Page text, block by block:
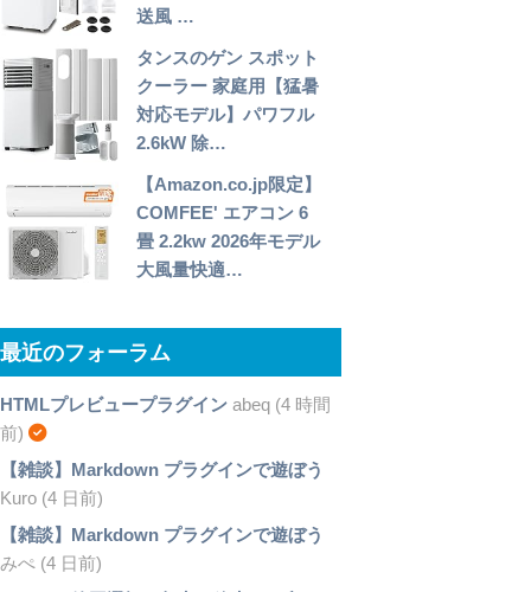
送風 …
タンスのゲン スポット
クーラー 家庭用【猛暑
対応モデル】パワフル
2.6kW 除…
【Amazon.co.jp限定】
COMFEE' エアコン 6
畳 2.2kw 2026年モデル
大風量快適…
最近のフォーラム
HTMLプレビュープラグインabeq (4 時間
前)
【雑談】Markdown プラグインで遊ぼう
Kuro (4 日前)
【雑談】Markdown プラグインで遊ぼう
みぺ (4 日前)